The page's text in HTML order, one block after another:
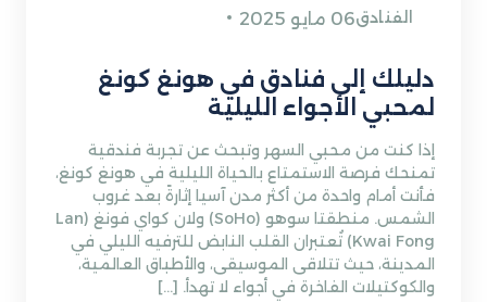
الفنادق06 مايو 2025
دليلك إلى فنادق في هونغ كونغ
لمحبي الأجواء الليلية
إذا كنت من محبي السهر وتبحث عن تجربة فندقية
تمنحك فرصة الاستمتاع بالحياة الليلية في هونغ كونغ،
فأنت أمام واحدة من أكثر مدن آسيا إثارةً بعد غروب
الشمس. منطقتا سوهو (SoHo) ولان كواي فونغ (Lan
Kwai Fong) تُعتبران القلب النابض للترفيه الليلي في
المدينة، حيث تتلاقى الموسيقى، والأطباق العالمية،
والكوكتيلات الفاخرة في أجواء لا تهدأ. […]